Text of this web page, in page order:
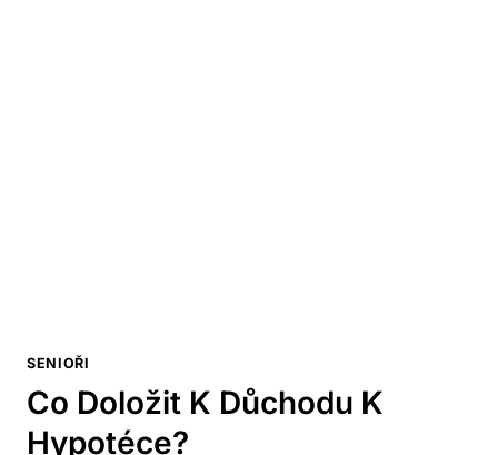
SENIOŘI
Co Doložit K Důchodu K
Hypotéce?